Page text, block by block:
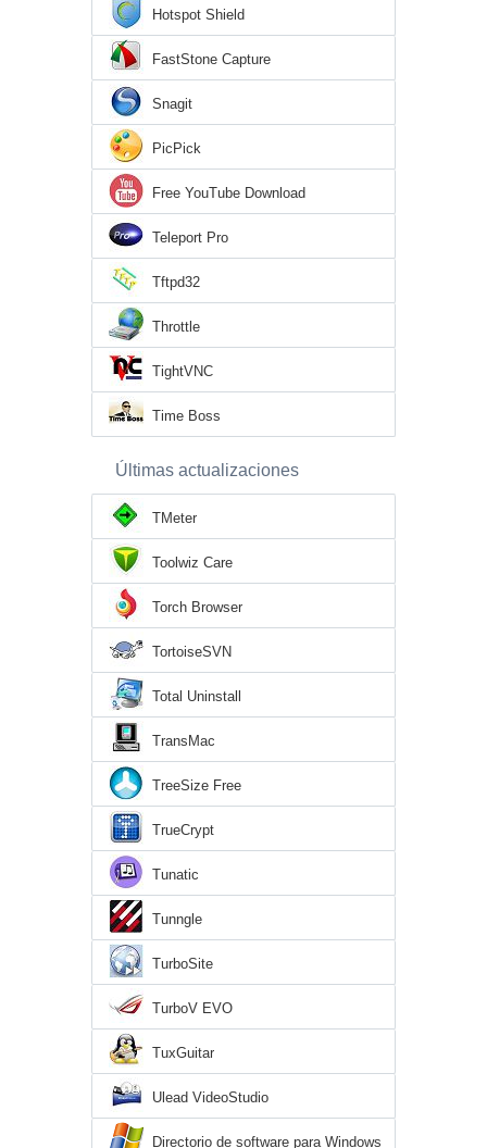
Hotspot Shield
FastStone Capture
Snagit
PicPick
Free YouTube Download
Teleport Pro
Tftpd32
Throttle
TightVNC
Time Boss
Últimas actualizaciones
TMeter
Toolwiz Care
Torch Browser
TortoiseSVN
Total Uninstall
TransMac
TreeSize Free
TrueCrypt
Tunatic
Tunngle
TurboSite
TurboV EVO
TuxGuitar
Ulead VideoStudio
Directorio de software para Windows